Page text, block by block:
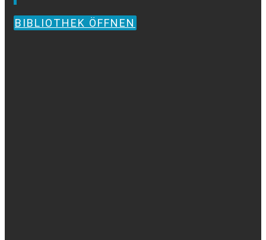
BIBLIOTHEK ÖFFNEN